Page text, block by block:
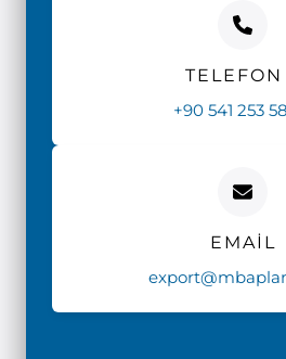
TELEFON
+90 541 253
EMAIL